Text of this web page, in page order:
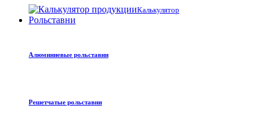
Калькулятор
Рольставни
Алюминиевые рольставни
Решетчатые рольставни